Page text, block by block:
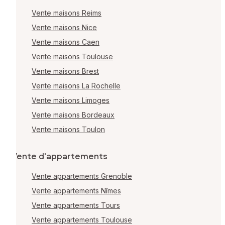
Vente maisons Reims
Vente maisons Nice
Vente maisons Caen
Vente maisons Toulouse
Vente maisons Brest
Vente maisons La Rochelle
Vente maisons Limoges
Vente maisons Bordeaux
Vente maisons Toulon
Vente d'appartements
Vente appartements Grenoble
Vente appartements Nîmes
Vente appartements Tours
Vente appartements Toulouse